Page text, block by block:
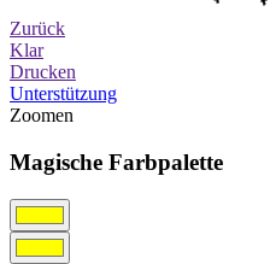
Zurück
Klar
Drucken
Unterstützung
Zoomen
Magische Farbpalette